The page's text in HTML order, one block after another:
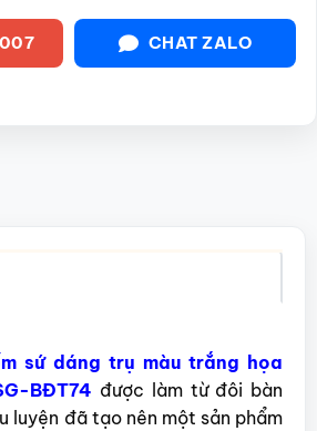
CHAT ZALO
sứ dáng trụ màu trắng họa
BĐT74 được làm từ đôi bàn
luyện đã tạo nên một sản phẩm